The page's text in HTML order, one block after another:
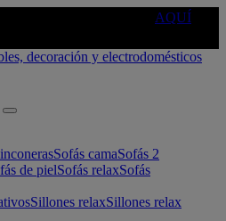
AQUÍ
Sofás camaSofás 2
de pielSofás relaxSofás
Sillones relaxSillones relax